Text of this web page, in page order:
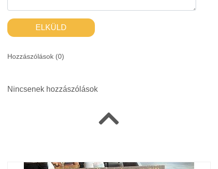
ELKÜLD
Hozzászólások (0)
Nincsenek hozzászólások